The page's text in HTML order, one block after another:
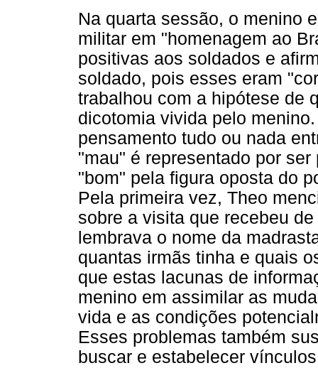
Na quarta sessão, o menino
militar em "homenagem ao
positivas aos soldados e
soldado, pois esses eram
trabalhou com a hipótese de
dicotomia vivida pelo
pensamento tudo ou nada
"mau" é representado por
"bom" pela figura oposta do
Pela primeira vez, Theo
sobre a visita que recebeu
lembrava o nome da
quantas irmãs tinha e quais
que estas lacunas de
menino em assimilar as
vida e as condições
Esses problemas também
buscar e estabelecer